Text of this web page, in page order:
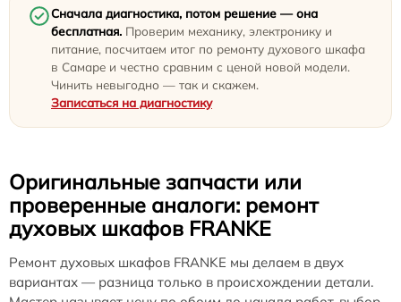
Сначала диагностика, потом решение — она
бесплатная. Проверим механику, электронику и
питание, посчитаем итог по ремонту духового шкафа
в Самаре и честно сравним с ценой новой модели.
Чинить невыгодно — так и скажем.
Записаться на диагностику
Оригинальные запчасти или
проверенные аналоги: ремонт
духовых шкафов FRANKE
Ремонт духовых шкафов FRANKE мы делаем в двух
вариантах — разница только в происхождении детали.